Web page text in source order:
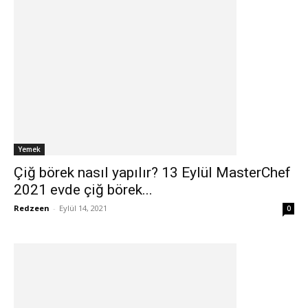
Yemek
Çiğ börek nasıl yapılır? 13 Eylül MasterChef
2021 evde çiğ börek...
Redzeen - Eylül 14, 2021 0